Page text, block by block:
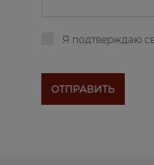
Я подтверждаю